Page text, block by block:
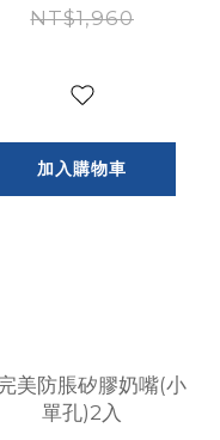
完美防脹PP奶
NT$1,960
加入購物車